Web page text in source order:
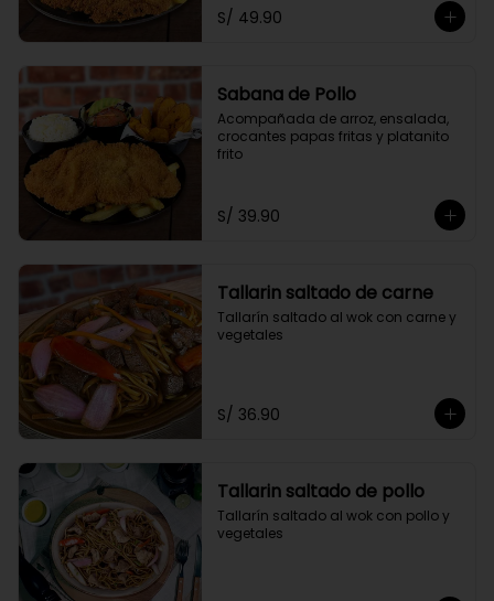
S/ 49.90
Sabana de Pollo
Acompañada de arroz, ensalada,
crocantes papas fritas y platanito
frito
S/ 39.90
Tallarin saltado de carne
Tallarín saltado al wok con carne y
vegetales
S/ 36.90
Tallarin saltado de pollo
Tallarín saltado al wok con pollo y
vegetales